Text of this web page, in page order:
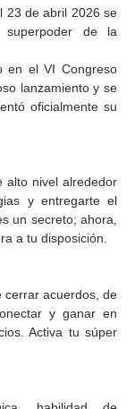
23 de abril 2026 se
de la
en el VI Congreso
lanzamiento y se
oficialmente su
alto nivel alrededor
y entregarte el
un secreto; ahora,
a tu disposición.
cerrar acuerdos, de
y ganar en
Activa tu súper